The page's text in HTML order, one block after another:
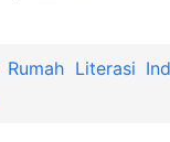
Rumah Literasi